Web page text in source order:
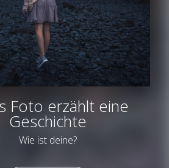
Foto erzählt eine
Geschichte
Wie ist deine?